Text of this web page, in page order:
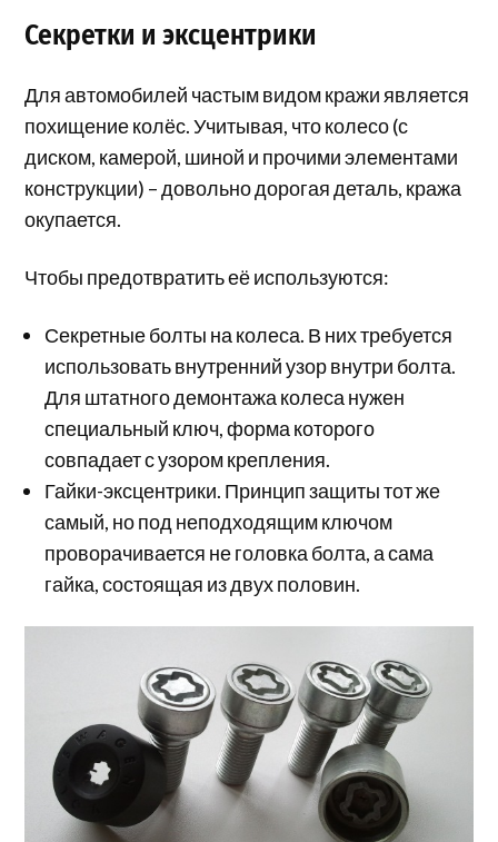
Секретки и эксцентрики
Для автомобилей частым видом кражи является
похищение колёс. Учитывая, что колесо (с
диском, камерой, шиной и прочими элементами
конструкции) – довольно дорогая деталь, кража
окупается.
Чтобы предотвратить её используются:
Секретные болты на колеса. В них требуется
использовать внутренний узор внутри болта.
Для штатного демонтажа колеса нужен
специальный ключ, форма которого
совпадает с узором крепления.
Гайки-эксцентрики. Принцип защиты тот же
самый, но под неподходящим ключом
проворачивается не головка болта, а сама
гайка, состоящая из двух половин.